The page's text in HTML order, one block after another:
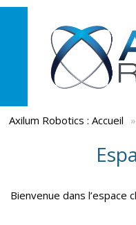
Axilum Robotics :Accueil »
Bienvenue dans l’espace